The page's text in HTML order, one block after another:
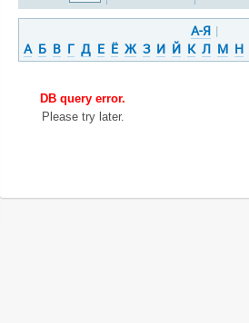
А-Я |
А Б В Г Д Е Ё Ж З И Й К Л М Н
DB query error.
Please try later.